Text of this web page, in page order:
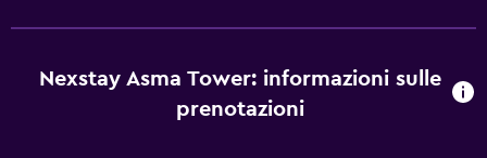
Nexstay Asma Tower: informazioni sulle
prenotazioni